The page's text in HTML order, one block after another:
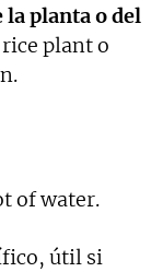
la planta o del
plant o
of water.
útil si